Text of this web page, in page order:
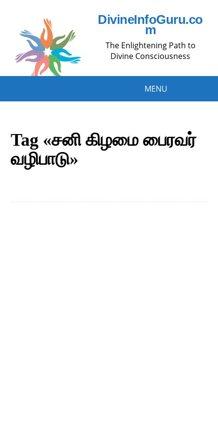
DivineInfoGuru.co
m
The Enlightening Path to
Divine Consciousness
MENU
Tag «சனி கிழமை பைரவர்
வழிபாடு»